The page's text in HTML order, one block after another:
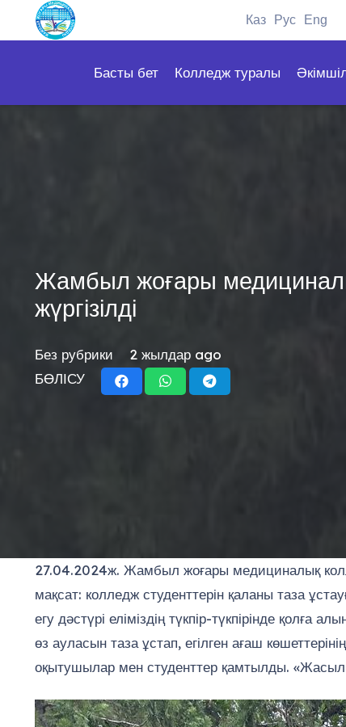
Каз Рус Eng
Басты бет Колледж туралы
Жамбыл жоғары
жүргізілді
Без рубрики
2 жылдар ago
БӨЛІСУ
27.04.2024ж. Жамбыл жоғары медициналық
мақсат: колледж студенттерін қаланы таза
егу дәстүрі еліміздің түкпір-түкпірінде
өз ауласын таза ұстап, егілген ағаш
оқытушылар мен студенттер қамтылды. «Жасыл